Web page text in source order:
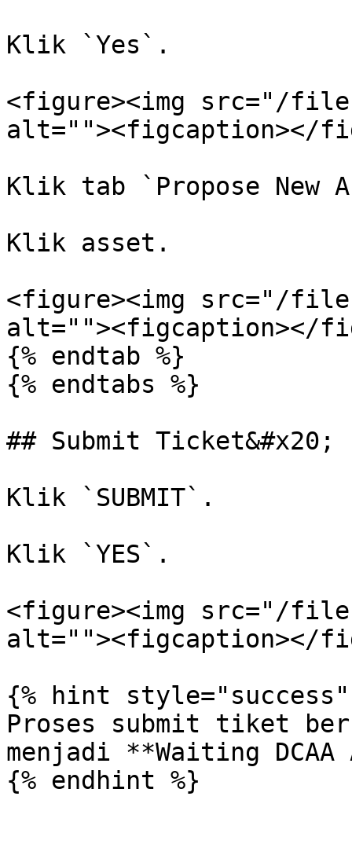
Klik `Yes`.
<figure><img src="/
alt=""><figcaption></
Klik tab `Propose New
Klik asset.
<figure><img src="/files/
alt=""><figcaption></
{% endtab %}
{% endtabs %}
## Submit Ticket&#x20;
Klik `SUBMIT`.
Klik `YES`.
<figure><img src="/files/
alt=""><figcaption></
{% hint style="success"
Proses submit tiket
menjadi **Waiting